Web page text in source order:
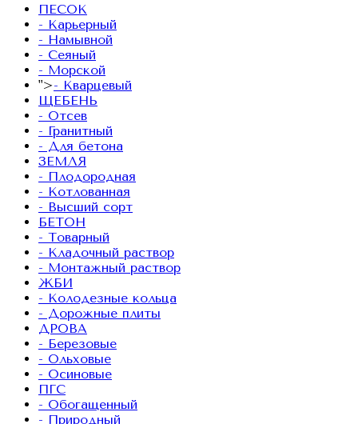
ПЕСОК
- Карьерный
- Намывной
- Сеяный
- Морской
">- Кварцевый
ЩЕБЕНЬ
- Отсев
- Гранитный
- Для бетона
ЗЕМЛЯ
- Плодородная
- Котлованная
- Высший сорт
БЕТОН
- Товарный
- Кладочный раствор
- Монтажный раствор
ЖБИ
- Колодезные кольца
- Дорожные плиты
ДРОВА
- Березовые
- Ольховые
- Осиновые
ПГС
- Обогащенный
- Природный